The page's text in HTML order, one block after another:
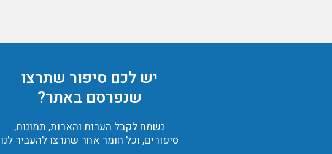
יש לכם סיפור שתרצו
שנפרסם באתר?
נשמח לקבל הערות והארות, תמונות,
סיפורים, וכל חומר אחר שתרצו להעביר לנו